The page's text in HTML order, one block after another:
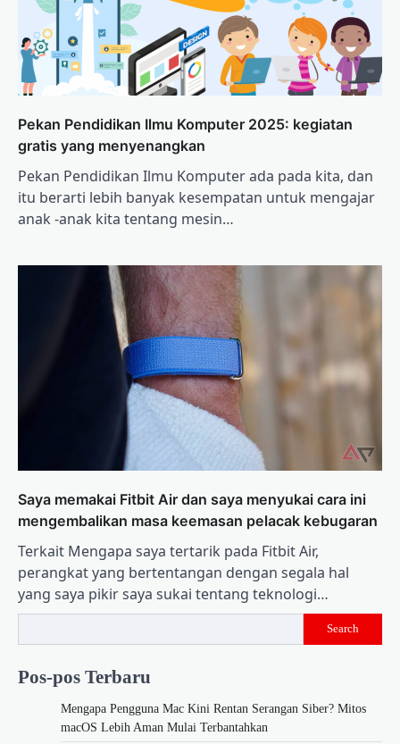
Pekan Pendidikan Ilmu Komputer 2025: kegiatan
gratis yang menyenangkan
Pekan Pendidikan Ilmu Komputer ada pada kita, dan
itu berarti lebih banyak kesempatan untuk mengajar
anak -anak kita tentang mesin…
Saya memakai Fitbit Air dan saya menyukai cara ini
mengembalikan masa keemasan pelacak kebugaran
Terkait Mengapa saya tertarik pada Fitbit Air,
perangkat yang bertentangan dengan segala hal
yang saya pikir saya sukai tentang teknologi…
Search
Pos-pos Terbaru
Mengapa Pengguna Mac Kini Rentan Serangan Siber? Mitos
macOS Lebih Aman Mulai Terbantahkan